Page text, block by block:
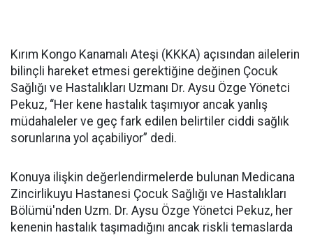
Kırım Kongo Kanamalı Ateşi (KKKA) açısından ailelerin
bilinçli hareket etmesi gerektiğine değinen Çocuk
Sağlığı ve Hastalıkları Uzmanı Dr. Aysu Özge Yönetci
Pekuz, “Her kene hastalık taşımıyor ancak yanlış
müdahaleler ve geç fark edilen belirtiler ciddi sağlık
sorunlarına yol açabiliyor” dedi.
Konuya ilişkin değerlendirmelerde bulunan Medicana
Zincirlikuyu Hastanesi Çocuk Sağlığı ve Hastalıkları
Bölümü'nden Uzm. Dr. Aysu Özge Yönetci Pekuz, her
kenenin hastalık taşımadığını ancak riskli temaslarda